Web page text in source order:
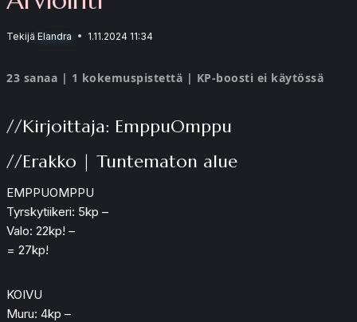
Tekijä Elandra 1.11.2024 11:34
23 sanaa | 1 kokemuspistettä | KP-boosti ei käytössä
//Kirjoittaja: EmppuOmppu
//Erakko | Tuntematon alue
EMPPUOMPPU
Tyrskytiikeri: 5kp –
Valo: 22kp! –
= 27kp!
KOIVU
Muru: 4kp –